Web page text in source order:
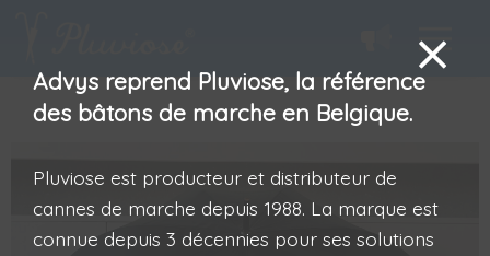
Advys reprend Pluviose, la référence
des bâtons de marche en Belgique.
Pluviose est producteur et distributeur de
cannes de marche depuis 1988. La marque est
connue depuis 3 décennies pour ses solutions